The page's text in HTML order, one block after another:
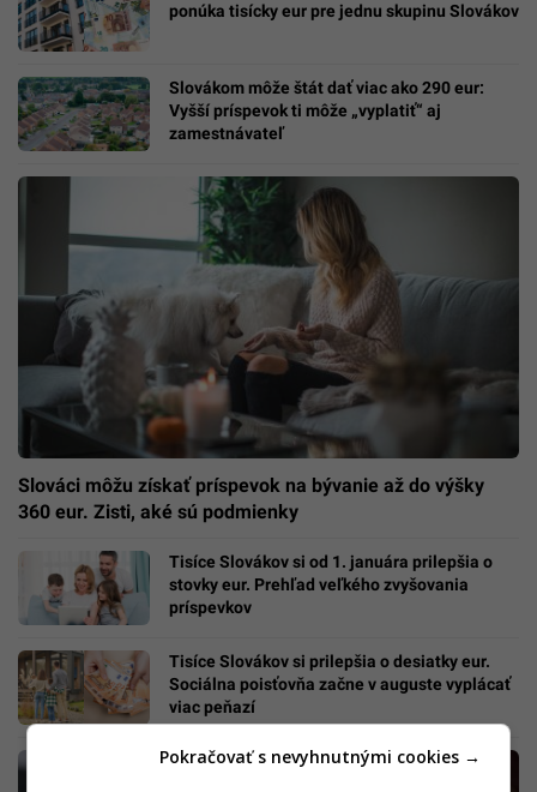
ponúka tisícky eur pre jednu skupinu Slovákov
Slovákom môže štát dať viac ako 290 eur:
Vyšší príspevok ti môže „vyplatiť“ aj
zamestnávateľ
Slováci môžu získať príspevok na bývanie až do výšky
360 eur. Zisti, aké sú podmienky
Tisíce Slovákov si od 1. januára prilepšia o
stovky eur. Prehľad veľkého zvyšovania
príspevkov
Tisíce Slovákov si prilepšia o desiatky eur.
Sociálna poisťovňa začne v auguste vyplácať
viac peňazí
Pokračovať s nevyhnutnými cookies →